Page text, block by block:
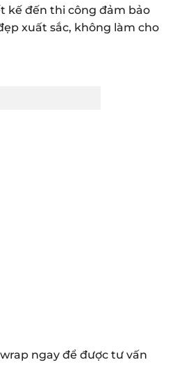
kế đến thi công đảm bảo
xuất sắc, không làm cho
ngay để được tư vấn